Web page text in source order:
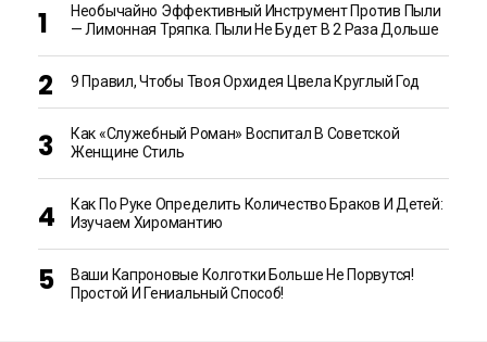
Необычайно Эффективный Инструмент Против Пыли
— Лимонная Тряпка. Пыли Не Будет В 2 Раза Дольше
9 Правил, Чтобы Твоя Орхидея Цвела Круглый Год
Как «Служебный Роман» Воспитал В Советской
Женщине Стиль
Как По Руке Определить Количество Браков И Детей:
Изучаем Хиромантию
Ваши Капроновые Колготки Больше Не Порвутся!
Простой И Гениальный Способ!